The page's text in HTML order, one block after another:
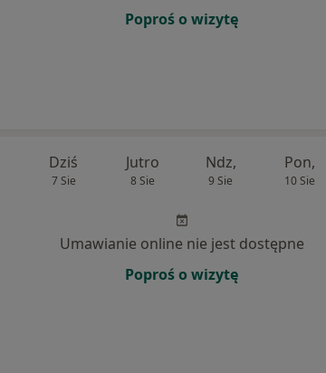
Poproś o wizytę
Dziś
7 Sie
Jutro
8 Sie
Ndz,
9 Sie
Pon,
10 Sie
Umawianie online nie jest dostępne
Poproś o wizytę